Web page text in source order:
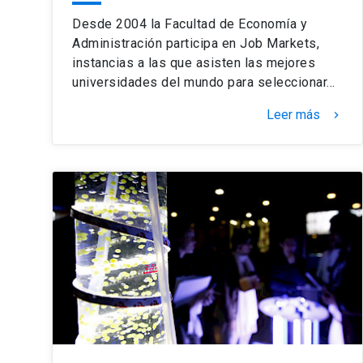
Desde 2004 la Facultad de Economía y
Administración participa en Job Markets,
instancias a las que asisten las mejores
universidades del mundo para seleccionar…
Leer más keyboard_arrow_right